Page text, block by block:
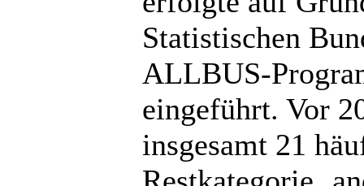
Statistischen
ALLBUS-
eingeführt. Vor
insgesamt 21